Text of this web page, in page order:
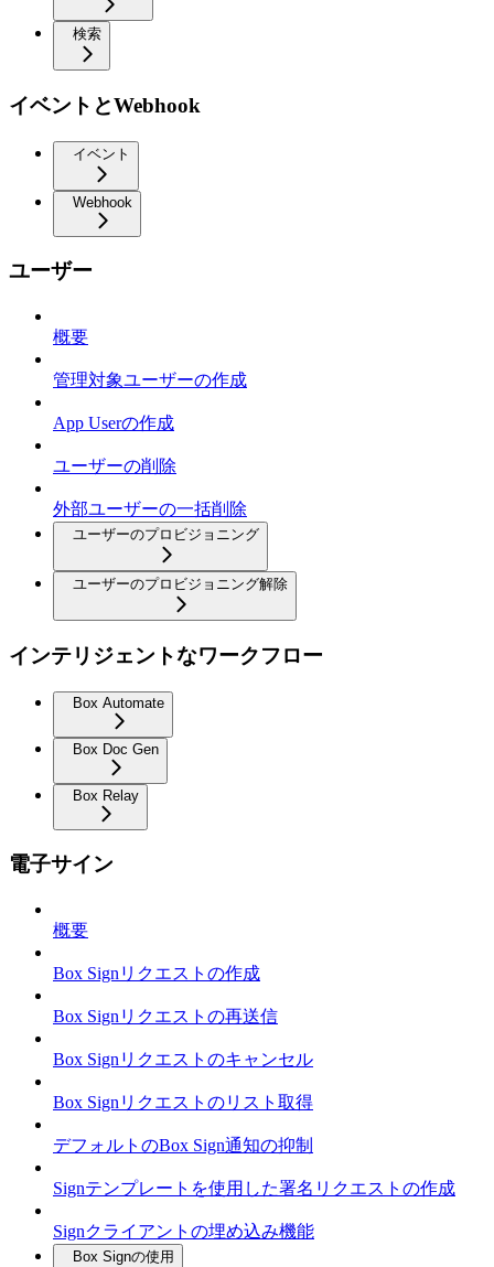
検索
イベントとWebhook
イベント
Webhook
ユーザー
概要
管理対象ユーザーの作成
App Userの作成
ユーザーの削除
外部ユーザーの一括削除
ユーザーのプロビジョニング
ユーザーのプロビジョニング解除
インテリジェントなワークフロー
Box Automate
Box Doc Gen
Box Relay
電子サイン
概要
Box Signリクエストの作成
Box Signリクエストの再送信
Box Signリクエストのキャンセル
Box Signリクエストのリスト取得
デフォルトのBox Sign通知の抑制
Signテンプレートを使用した署名リクエストの作成
Signクライアントの埋め込み機能
Box Signの使用